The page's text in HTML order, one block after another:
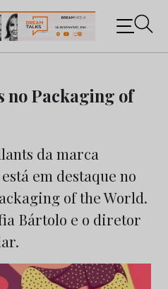
sobre os negócios do
no Packaging of
da marca
em destaque no
of the World.
Bártolo e o diretor